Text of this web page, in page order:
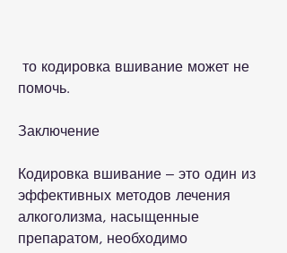
помочь.
Заключение
Кодировка вшивание – это один из
эффективных методов лечения
алкоголизма, насыщенные
препаратом, необходимо